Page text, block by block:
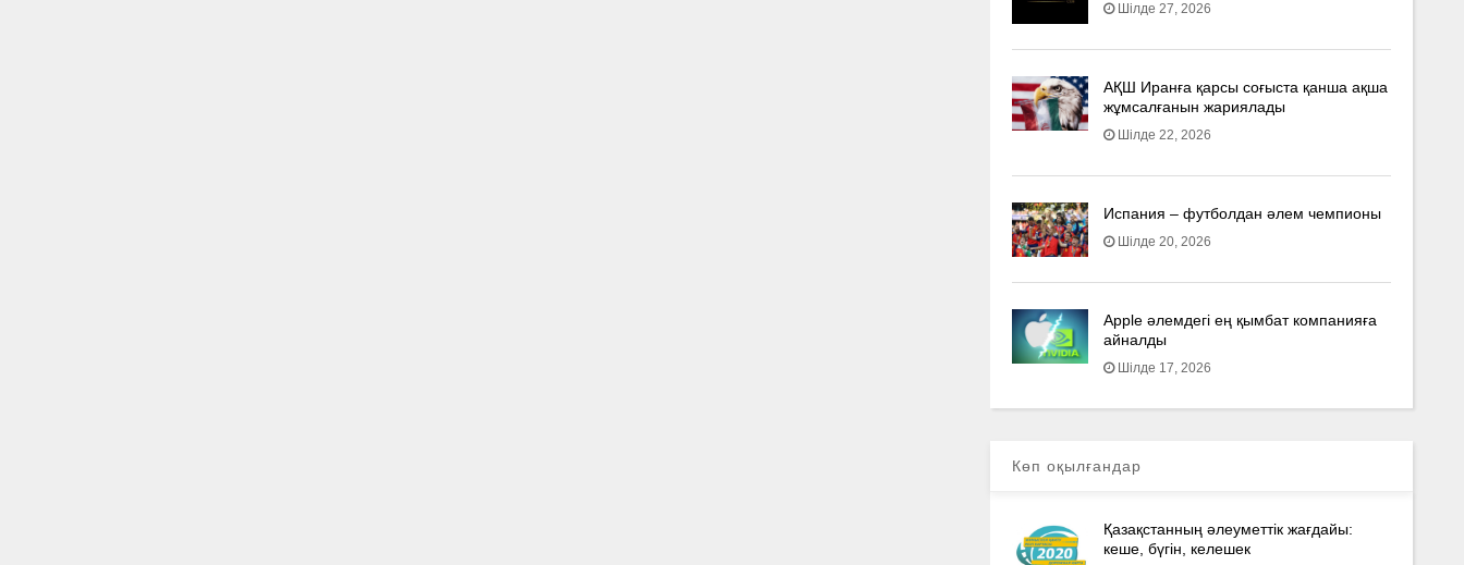
Шілде 27, 2026
АҚШ Иранға қарсы соғыста қанша ақша
жұмсалғанын жариялады
Шілде 22, 2026
Испания – футболдан әлем чемпионы
Шілде 20, 2026
Apple әлемдегі ең қымбат компанияға
айналды
Шілде 17, 2026
Көп оқылғандар
Қазақстанның әлеуметтік жағдайы:
кеше, бүгін, келешек